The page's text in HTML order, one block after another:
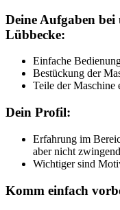
Deine Aufgaben
Lübbecke:
Einfache
Bestückung der
Teile der Maschine
Dein Profil:
Erfahrung im
aber nicht
Wichtiger sind
Komm einfach